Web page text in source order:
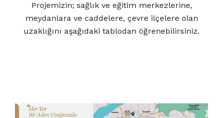
Projemizin; sağlık ve eğitim merkezlerine,
meydanlara ve caddelere, çevre ilçelere olan
uzaklığını aşağıdaki tablodan öğrenebilirsiniz.